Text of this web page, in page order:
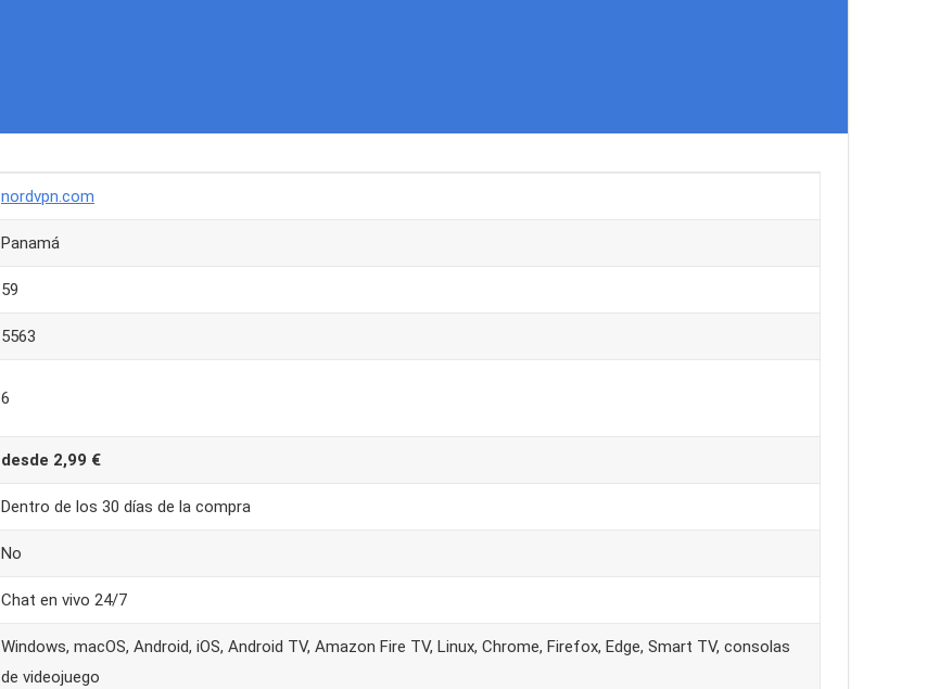
nordvpn.com
Panamá
59
5563
6
desde 2,99 €
Dentro de los 30 días de la compra
No
Chat en vivo 24/7
Windows, macOS, Android, iOS, Android TV, Amazon Fire TV, Linux, Chrome, Firefox, Edge, Smart TV, consolas
de videojuego